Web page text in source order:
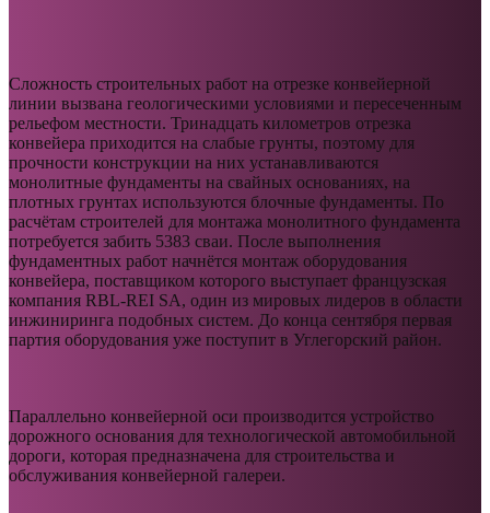
Сложность строительных работ на отрезке конвейерной
линии вызвана геологическими условиями и пересеченным
рельефом местности. Тринадцать километров отрезка
конвейера приходится на слабые грунты, поэтому для
прочности конструкции на них устанавливаются
монолитные фундаменты на свайных основаниях, на
плотных грунтах используются блочные фундаменты. По
расчётам строителей для монтажа монолитного фундамента
потребуется забить 5383 сваи. После выполнения
фундаментных работ начнётся монтаж оборудования
конвейера, поставщиком которого выступает французская
компания RBL-REI SA, один из мировых лидеров в области
инжиниринга подобных систем. До конца сентября первая
партия оборудования уже поступит в Углегорский район.
Параллельно конвейерной оси производится устройство
дорожного основания для технологической автомобильной
дороги, которая предназначена для строительства и
обслуживания конвейерной галереи.